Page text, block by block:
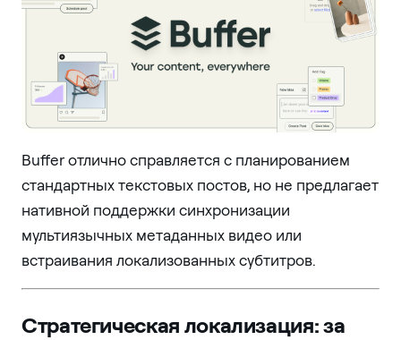
Buffer отлично справляется с планированием
стандартных текстовых постов, но не предлагает
нативной поддержки синхронизации
мультиязычных метаданных видео или
встраивания локализованных субтитров.
Стратегическая локализация: за